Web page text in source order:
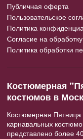
Публичная оферта
Пользовательское
Политика
Согласие на
Политика обработки
Костюмерная
костюмов в
Костюмерная Пятница
карнавальных
представлено более